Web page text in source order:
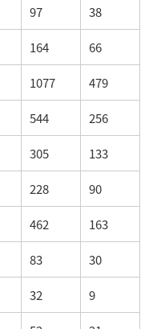
97 38
164 66
1077 479
544 256
305 133
228 90
462 163
83 30
32 9